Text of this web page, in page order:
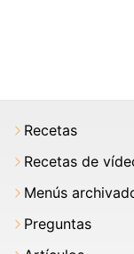
Recetas
Recetas de
Menús
Preguntas